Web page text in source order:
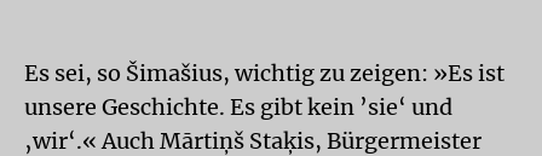
Es sei, so Šimašius, wichtig zu zeigen: »Es ist
unsere Geschichte. Es gibt kein ’sie‘ und
‚wir‘.« Auch Mārtiņš Staķis, Bürgermeister